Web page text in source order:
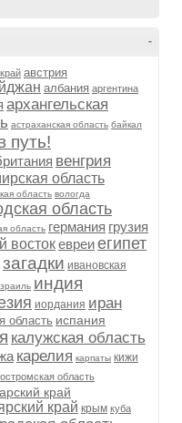
-
австрия
албания аргентина
архангельская
астраханская область байкал
путь!
венгрия
область
область вологда
область
область германия грузия
востокевреиегипет
загадки ивановская
индия
иордания иран
область испания
калужская область
карелия карпаты кижи
область
край
край крым куба